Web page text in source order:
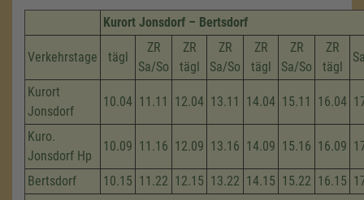
Kurort Jonsdorf – Bertsdorf
Verkehrstage tägl
ZR
Sa/So
ZR
tägl
ZR
Sa/So
ZR
tägl
ZR
Sa/So
ZR
tägl
Kurort
Jonsdorf
10.04 11.11 12.04 13.11 14.04 15.11 16.04
Kuro.
Jonsdorf Hp
10.09 11.16 12.09 13.16 14.09 15.16 16.09
Bertsdorf 10.15 11.22 12.15 13.22 14.15 15.22 16.15